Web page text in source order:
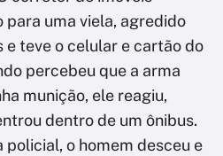
uma viela, agredido
e teve o celular e cartão do
percebeu que a arma
munição, ele reagiu,
dentro de um ônibus.
o homem desceu e